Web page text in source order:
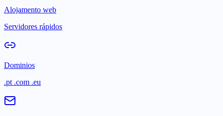
Alojamento web
Servidores rápidos
Dominios
.pt .com .eu